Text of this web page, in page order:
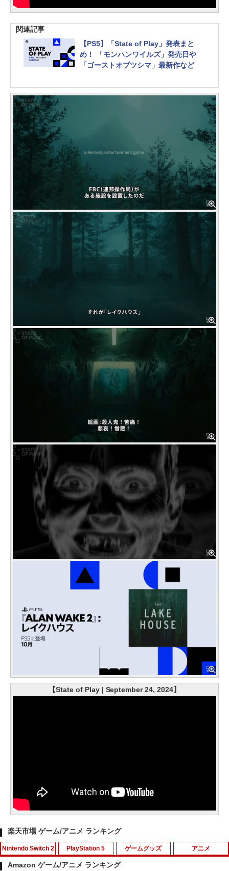
関連記事
【PS5】「State of Play」発表まと
め！ 「モンハンワイルズ」発売日や
「ゴーストオブツシマ」最新作など
【State of Play | September 24, 2024】
楽天市場 ゲーム/アニメ ランキング
Nintendo Switch 2 PlayStation 5 ゲームグッズ アニメ
Amazon ゲーム/アニメ ランキング